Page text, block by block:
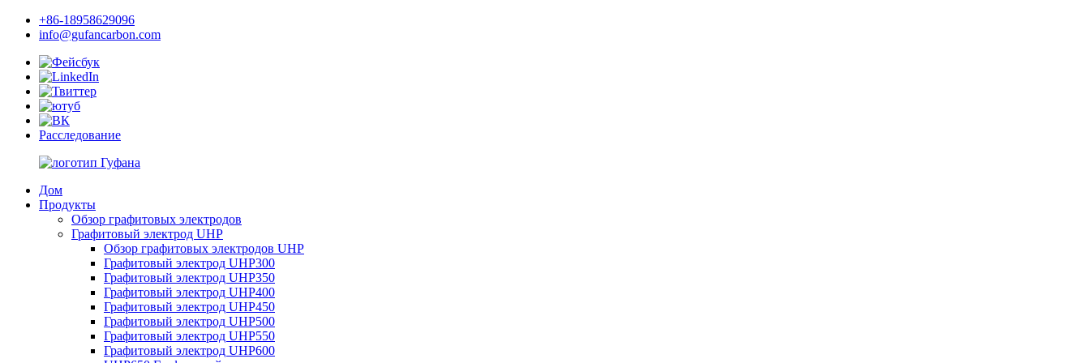
+86-18958629096
info@gufancarbon.com
Расследование
Дом
Продукты
Обзор графитовых электродов
Графитовый электрод UHP
Обзор графитовых электродов UHP
Графитовый электрод UHP300
Графитовый электрод UHP350
Графитовый электрод UHP400
Графитовый электрод UHP450
Графитовый электрод UHP500
Графитовый электрод UHP550
Графитовый электрод UHP600